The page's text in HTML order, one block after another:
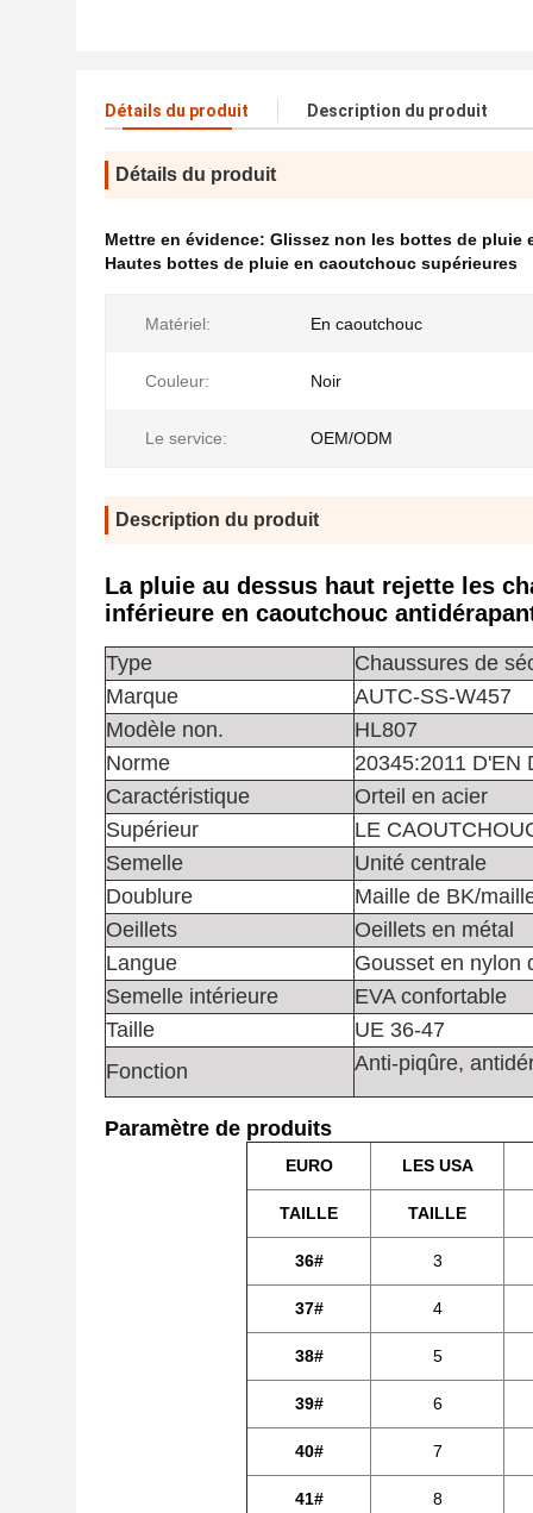
Détails du produit Description du produit
Détails du produit
Mettre en évidence: Glissez non les bottes de pluie
Hautes bottes de pluie en caoutchouc supérieures
Matériel: En caoutchouc
Couleur: Noir
Le service: OEM/ODM
Description du produit
La pluie au dessus haut rejette les
inférieure en caoutchouc
Type
Chaussures de
Marque
AUTC-SS-W457
Modèle non.
HL807
Norme
20345:2011 D'EN
Caractéristique
Orteil en acier
Supérieur
LE
Semelle
Unité centrale
Doublure
Maille de BK/
Oeillets
Oeillets en métal
Langue
Gousset en nylon
Semelle intérieure
EVA confortable
Taille
UE 36-47
Fonction
Anti-piqûre,
Paramètre de produits
EURO LES USA
TAILLE TAILLE
36# 3
37# 4
38# 5
39# 6
40# 7
41# 8